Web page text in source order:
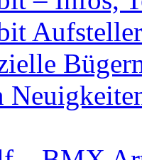
Aufsteller